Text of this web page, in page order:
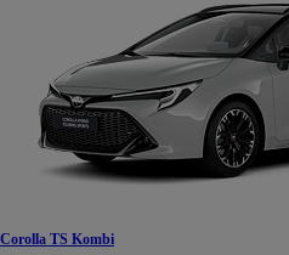
Corolla TS Kombi